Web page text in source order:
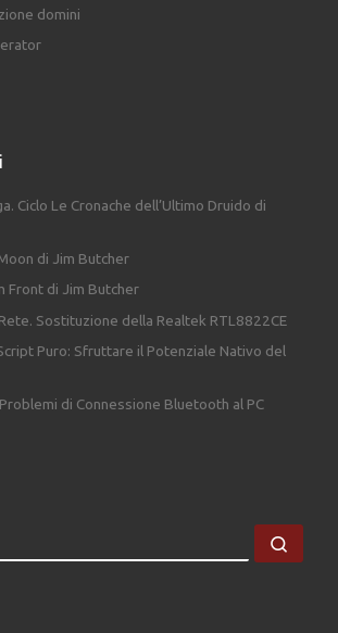
domini
Ciclo Le Cronache dell’Ultimo Druido di
di Jim Butcher
Front di Jim Butcher
Sostituzione della Realtek RTL8822CE
Puro: Sfruttare il Potenziale Nativo del
di Connessione Bluetooth al PC